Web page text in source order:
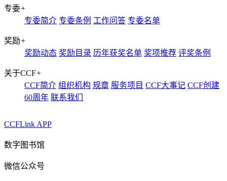
专委+
专委简介 专委条例 工作问答 专委名单
奖励+
奖励动态 奖励目录 历年获奖名单 奖项推荐 评奖条例
关于CCF+
CCF简介 组织机构 规章 服务项目 CCF大事记 CCF创建
60周年 联系我们
CCFLink APP
数字图书馆
微信公众号